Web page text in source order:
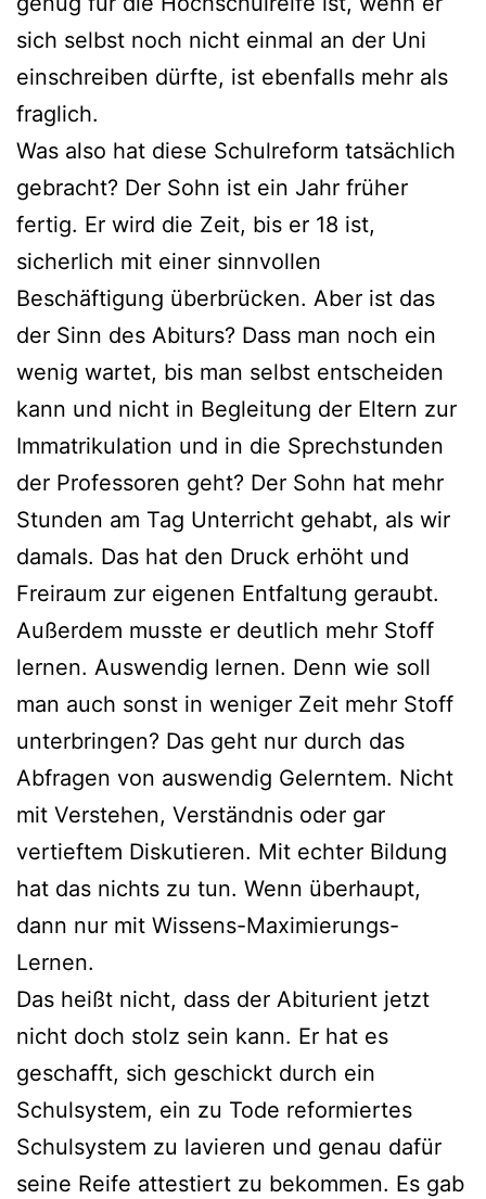
sich selbst noch nicht einmal an der Uni
einschreiben dürfte, ist ebenfalls mehr als
fraglich.
Was also hat diese Schulreform tatsächlich
gebracht? Der Sohn ist ein Jahr früher
fertig. Er wird die Zeit, bis er 18 ist,
sicherlich mit einer sinnvollen
Beschäftigung überbrücken. Aber ist das
der Sinn des Abiturs? Dass man noch ein
wenig wartet, bis man selbst entscheiden
kann und nicht in Begleitung der Eltern zur
Immatrikulation und in die Sprechstunden
der Professoren geht? Der Sohn hat mehr
Stunden am Tag Unterricht gehabt, als wir
damals. Das hat den Druck erhöht und
Freiraum zur eigenen Entfaltung geraubt.
Außerdem musste er deutlich mehr Stoff
lernen. Auswendig lernen. Denn wie soll
man auch sonst in weniger Zeit mehr Stoff
unterbringen? Das geht nur durch das
Abfragen von auswendig Gelerntem. Nicht
mit Verstehen, Verständnis oder gar
vertieftem Diskutieren. Mit echter Bildung
hat das nichts zu tun. Wenn überhaupt,
dann nur mit Wissens-Maximierungs-
Lernen.
Das heißt nicht, dass der Abiturient jetzt
nicht doch stolz sein kann. Er hat es
geschafft, sich geschickt durch ein
Schulsystem, ein zu Tode reformiertes
Schulsystem zu lavieren und genau dafür
seine Reife attestiert zu bekommen. Es gab